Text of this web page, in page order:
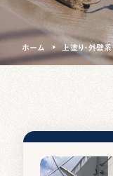
ホーム 上塗り・外壁系